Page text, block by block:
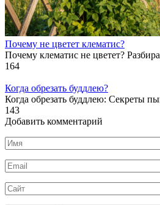
Почему не цветет клематис?
Почему клематис не цветет?
164
Когда обрезать буддлею?
Когда обрезать буддлею: Секреты
143
Добавить комментарий
Имя
*
Email
*
Сайт